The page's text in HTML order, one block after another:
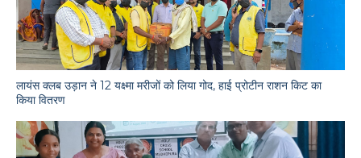
लायंस क्लब उड़ान ने 12 यक्ष्मा मरीजों को लिया गोद, हाई प्रोटीन राशन किट का
किया वितरण